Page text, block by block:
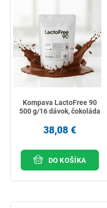
Kompava LactoFree 90
500 g/16 dávok, čokoláda
38,08 €
DO KOŠÍKA